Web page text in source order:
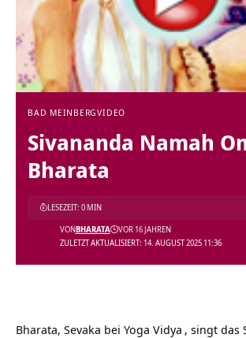
BAD MEINBERGVIDEO
Sivananda Namah
Bharata
ZULETZT AKTUALISIERT: 14. AUGUST 2025 11:36
VONBHARATA VOR 16 JAHREN
LESEZEIT: 0 MIN
Bharata, Sevaka bei Yoga Vidya , singt das